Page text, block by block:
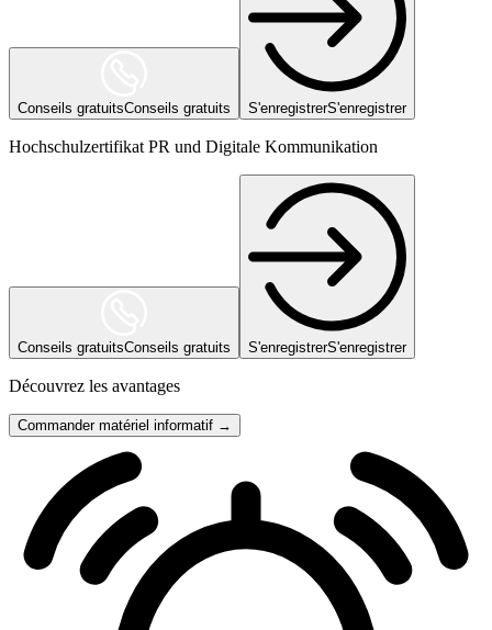
Conseils gratuitsConseils gratuits S'enregistrerS'enregistrer
Hochschulzertifikat PR und Digitale Kommunikation
Conseils gratuitsConseils gratuits S'enregistrerS'enregistrer
Découvrez les avantages
Commander matériel informatif →